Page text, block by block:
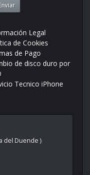
Legal
de Cookies
de Pago
de disco duro por
Tecnico iPhone
del Duende )